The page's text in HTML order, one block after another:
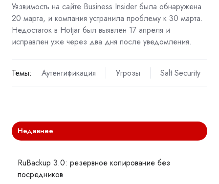
Уязвимость на сайте Business Insider была обнаружена
20 марта, и компания устранила проблему к 30 марта.
Недостаток в Hotjar был выявлен 17 апреля и
исправлен уже через два дня после уведомления.
Темы: Аутентификация Угрозы Salt Security
Недавнее
RuBackup 3.0: резервное копирование без
посредников